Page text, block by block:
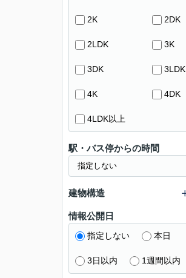
2K 2DK
2LDK 3K
3DK 3LDK
4K 4DK
4LDK以上
駅・バス停からの時間
建物構造
情報公開日
指定しない 本日
3日以内 1週間以内